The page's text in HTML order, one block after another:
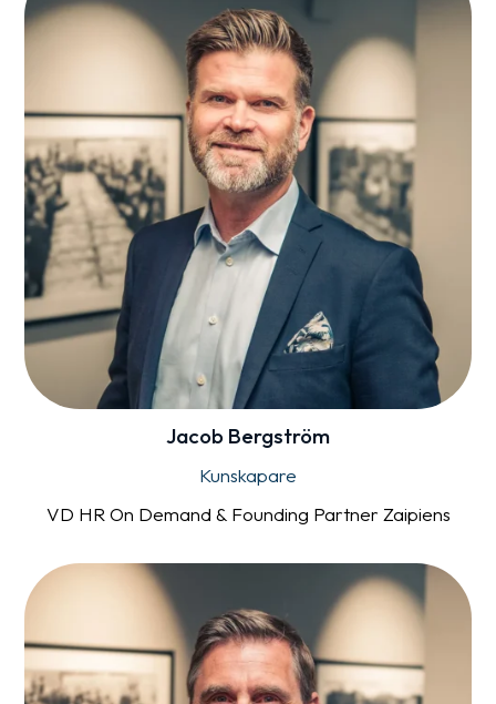
Jacob Bergström
Kunskapare
VD HR On Demand & Founding Partner Zaipiens